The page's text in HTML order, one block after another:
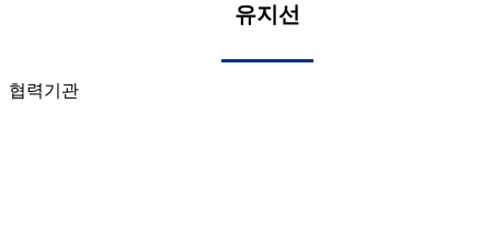
유지선
협력기관